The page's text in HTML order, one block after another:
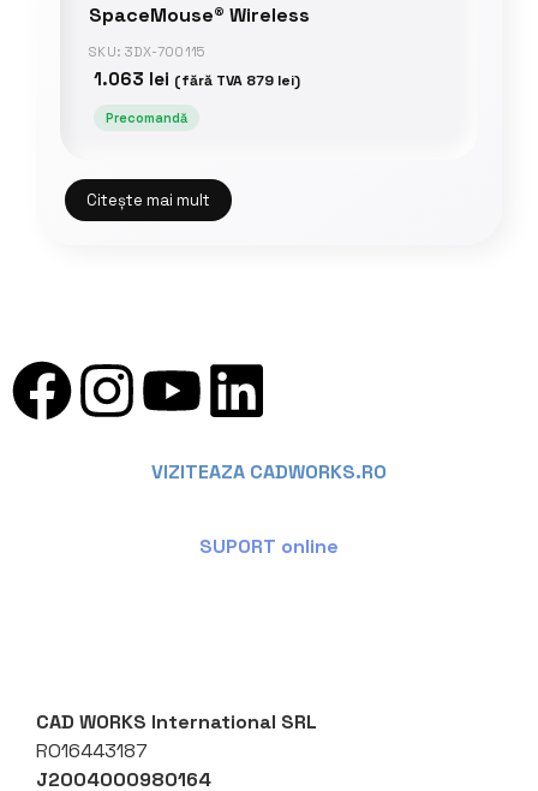
SpaceMouse® Wireless
SKU: 3DX-700115
1.063 lei (fără TVA 879 lei)
Precomandă
Citește mai mult
VIZITEAZA CADWORKS.RO
SUPORT online
CAD WORKS International SRL
RO16443187
J2004000980164